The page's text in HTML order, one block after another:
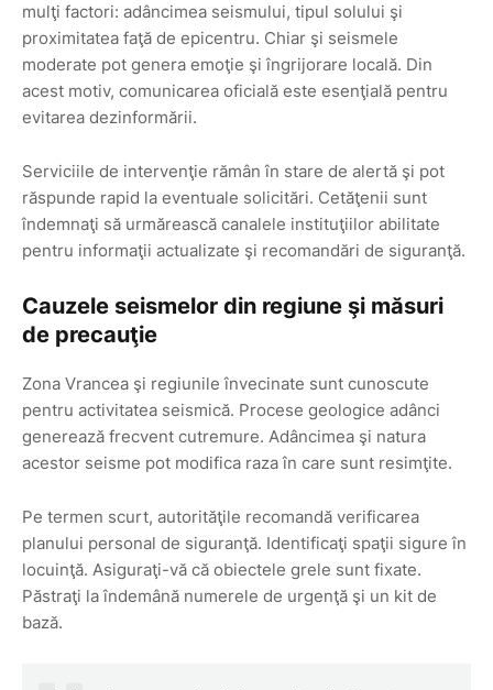
mulţi factori: adâncimea seismului, tipul solului şi
proximitatea faţă de epicentru. Chiar şi seismele
moderate pot genera emoţie şi îngrijorare locală. Din
acest motiv, comunicarea oficială este esenţială pentru
evitarea dezinformării.
Serviciile de intervenţie rămân în stare de alertă şi pot
răspunde rapid la eventuale solicitări. Cetăţenii sunt
îndemnaţi să urmărească canalele instituţiilor abilitate
pentru informaţii actualizate şi recomandări de siguranţă.
Cauzele seismelor din regiune şi măsuri
de precauţie
Zona Vrancea şi regiunile învecinate sunt cunoscute
pentru activitatea seismică. Procese geologice adânci
generează frecvent cutremure. Adâncimea şi natura
acestor seisme pot modifica raza în care sunt resimţite.
Pe termen scurt, autorităţile recomandă verificarea
planului personal de siguranţă. Identificaţi spaţii sigure în
locuinţă. Asiguraţi-vă că obiectele grele sunt fixate.
Păstraţi la îndemână numerele de urgenţă şi un kit de
bază.